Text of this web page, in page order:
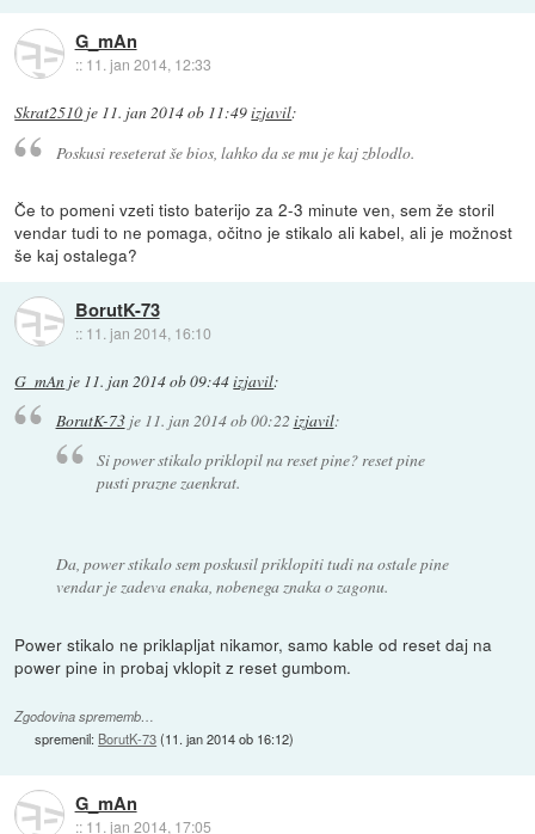
G_mAn
:: 11. jan 2014, 12:33
Skrat2510 je 11. jan 2014 ob 11:49izjavil:
Poskusi reseterat še bios, lahko da se mu je kaj zblodlo.
Če to pomeni vzeti tisto baterijo za 2-3 minute ven, sem že storil
vendar tudi to ne pomaga, očitno je stikalo ali kabel, ali je možnost
še kaj ostalega?
BorutK-73
:: 11. jan 2014, 16:10
G_mAn je 11. jan 2014 ob 09:44izjavil:
BorutK-73je 11. jan 2014 ob 00:22 izjavil:
Si power stikalo priklopil na reset pine? reset pine
pusti prazne zaenkrat.
Da, power stikalo sem poskusil priklopiti tudi na ostale pine
vendar je zadeva enaka, nobenega znaka o zagonu.
Power stikalo ne priklapljat nikamor, samo kable od reset daj na
power pine in probaj vklopit z reset gumbom.
Zgodovina sprememb…
spremenil: BorutK-73(11. jan 2014 ob 16:12)
G_mAn
:: 11. jan 2014, 17:05